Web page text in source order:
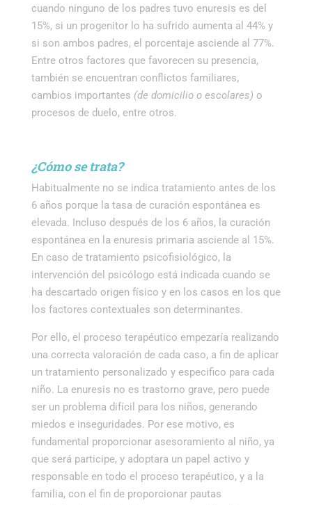
cuando ninguno de los padres tuvo enuresis es del
15%, si un progenitor lo ha sufrido aumenta al 44% y
si son ambos padres, el porcentaje asciende al 77%.
Entre otros factores que favorecen su presencia,
también se encuentran conflictos familiares,
cambios importantes (de domicilio o escolares) o
procesos de duelo, entre otros.
¿Cómo se trata?
Habitualmente no se indica tratamiento antes de los
6 años porque la tasa de curación espontánea es
elevada. Incluso después de los 6 años, la curación
espontánea en la enuresis primaria asciende al 15%.
En caso de tratamiento psicofisiológico, la
intervención del psicólogo está indicada cuando se
ha descartado origen físico y en los casos en los que
los factores contextuales son determinantes.
Por ello, el proceso terapéutico empezaría realizando
una correcta valoración de cada caso, a fin de aplicar
un tratamiento personalizado y especifico para cada
niño. La enuresis no es trastorno grave, pero puede
ser un problema difícil para los niños, generando
miedos e inseguridades. Por ese motivo, es
fundamental proporcionar asesoramiento al niño, ya
que será participe, y adoptara un papel activo y
responsable en todo el proceso terapéutico, y a la
familia, con el fin de proporcionar pautas